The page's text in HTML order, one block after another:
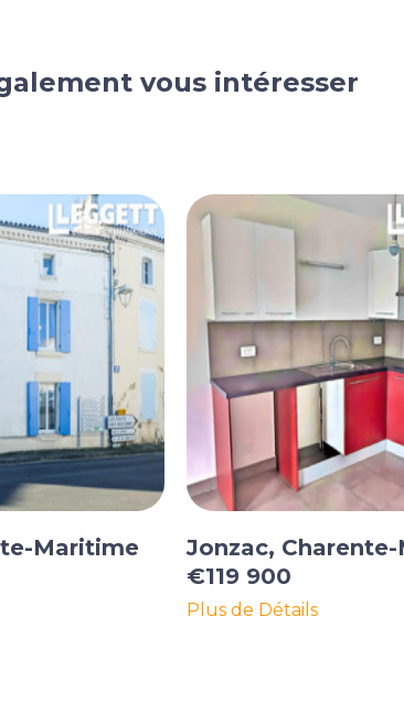
vous intéresser
Maritime
Jonzac,
€119 900
Plus de Détails